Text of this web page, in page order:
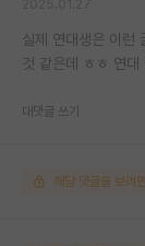
실제 연대생은 이런
것 같은데 ㅎㅎ 연
대댓글 쓰기
해당 댓글을 보려